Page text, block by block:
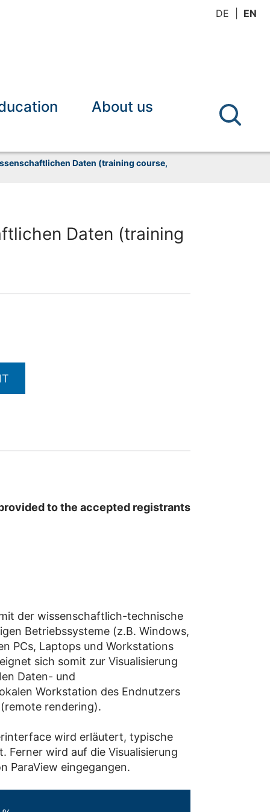
DE EN
About us
Daten (training course,
Daten (training
to the accepted registrants
der wissenschaftlich-technische
Betriebssysteme (z.B. Windows,
PCs, Laptops und Workstations
sich somit zur Visualisierung
Daten- und
Workstation des Endnutzers
rendering).
wird erläutert, typische
wird auf die Visualisierung
ParaView eingegangen.